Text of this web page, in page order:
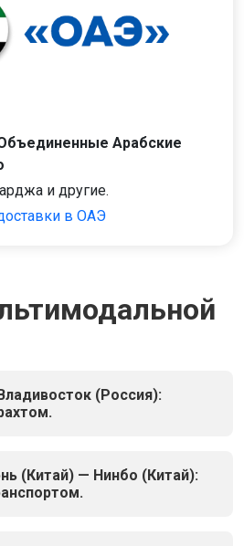
Арабские
и другие.
в ОАЭ
(Россия):
(Китай) — Нинбо (Китай):